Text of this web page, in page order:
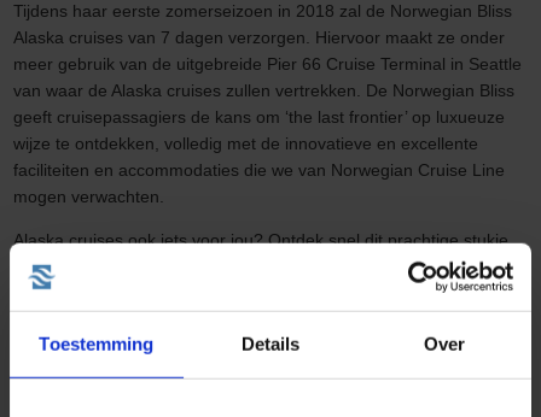
Toestemming Details Over
Tijdens haar eerste zomerseizoen in 2018 zal de Norwegian Bliss
Alaska cruises van 7 dagen verzorgen. Hiervoor maakt ze onder
meer gebruik van de uitgebreide Pier 66 Cruise Terminal in Seattle
van waar de Alaska cruises zullen vertrekken. De Norwegian Bliss
geeft cruisepassagiers de kans om ‘the last frontier’ op luxueuze
wijze te ontdekken, volledig met de innovatieve en excellente
faciliteiten en accommodaties die we van Norwegian Cruise Line
mogen verwachten.
Alaska cruises ook iets voor jou? Ontdek snel dit prachtige stukje
Noord-Amerika dankzij onze voordelige cruises!
Andere leuke blogs